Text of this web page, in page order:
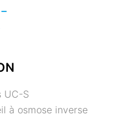
UC-S
à osmose inverse